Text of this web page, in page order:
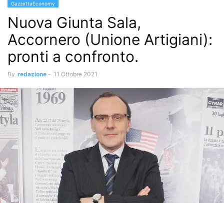
GazzettaEconomy
Nuova Giunta Sala,
Accornero (Unione Artigiani):
pronti a confronto.
By redazione - 11 Ottobre 2021